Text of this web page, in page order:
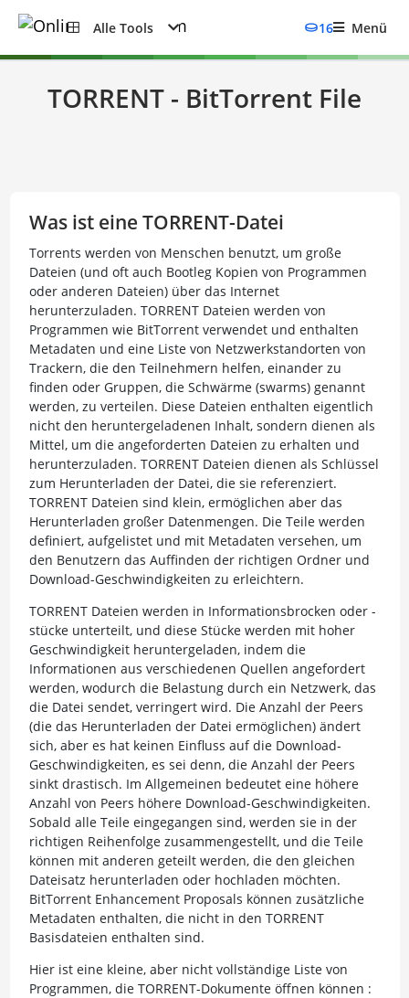
Alle Tools 16 Menü
TORRENT - BitTorrent File
Was ist eine TORRENT-Datei
Torrents werden von Menschen benutzt, um große
Dateien (und oft auch Bootleg Kopien von Programmen
oder anderen Dateien) über das Internet
herunterzuladen. TORRENT Dateien werden von
Programmen wie BitTorrent verwendet und enthalten
Metadaten und eine Liste von Netzwerkstandorten von
Trackern, die den Teilnehmern helfen, einander zu
finden oder Gruppen, die Schwärme (swarms) genannt
werden, zu verteilen. Diese Dateien enthalten eigentlich
nicht den heruntergeladenen Inhalt, sondern dienen als
Mittel, um die angeforderten Dateien zu erhalten und
herunterzuladen. TORRENT Dateien dienen als Schlüssel
zum Herunterladen der Datei, die sie referenziert.
TORRENT Dateien sind klein, ermöglichen aber das
Herunterladen großer Datenmengen. Die Teile werden
definiert, aufgelistet und mit Metadaten versehen, um
den Benutzern das Auffinden der richtigen Ordner und
Download-Geschwindigkeiten zu erleichtern.
TORRENT Dateien werden in Informationsbrocken oder -
stücke unterteilt, und diese Stücke werden mit hoher
Geschwindigkeit heruntergeladen, indem die
Informationen aus verschiedenen Quellen angefordert
werden, wodurch die Belastung durch ein Netzwerk, das
die Datei sendet, verringert wird. Die Anzahl der Peers
(die das Herunterladen der Datei ermöglichen) ändert
sich, aber es hat keinen Einfluss auf die Download-
Geschwindigkeiten, es sei denn, die Anzahl der Peers
sinkt drastisch. Im Allgemeinen bedeutet eine höhere
Anzahl von Peers höhere Download-Geschwindigkeiten.
Sobald alle Teile eingegangen sind, werden sie in der
richtigen Reihenfolge zusammengestellt, und die Teile
können mit anderen geteilt werden, die den gleichen
Dateisatz herunterladen oder hochladen möchten.
BitTorrent Enhancement Proposals können zusätzliche
Metadaten enthalten, die nicht in den TORRENT
Basisdateien enthalten sind.
Hier ist eine kleine, aber nicht vollständige Liste von
Programmen, die TORRENT-Dokumente öffnen können :